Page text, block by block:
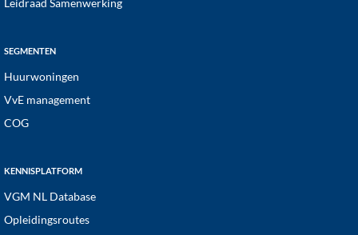
Leidraad Samenwerking
SEGMENTEN
Huurwoningen
VvE management
COG
KENNISPLATFORM
VGM NL Database
Opleidingsroutes